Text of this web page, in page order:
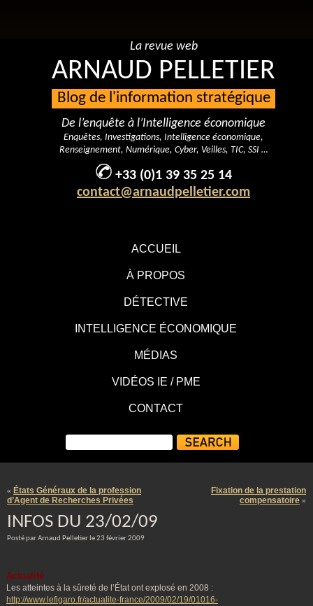
ACCUEIL
À PROPOS
DÉTECTIVE
INTELLIGENCE ÉCONOMIQUE
MÉDIAS
VIDÉOS IE / PME
CONTACT
La revue web
ARNAUD PELLETIER
Blog de l'information stratégique
De l’enquête à l’Intelligence économique
Enquêtes, Investigations, Intelligence économique,
Renseignement, Numérique, Cyber, Veilles, TIC, SSI …
+33 (0)1 39 35 25 14
contact@arnaudpelletier.com
« États Généraux de la profession
d’Agent de Recherches Privées
Fixation de la prestation
compensatoire »
INFOS DU 23/02/09
Posté par Arnaud Pelletier le 23 février 2009
Actualité
Les atteintes à la sûreté de l’État ont explosé en 2008 :
http://www.lefigaro.fr/actualite-france/2009/02/19/01016-